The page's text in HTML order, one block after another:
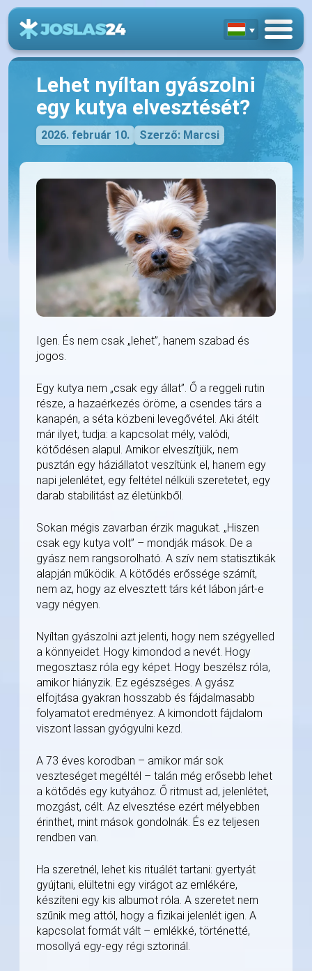
Lehet nyíltan gyászolni
egy kutya elvesztését?
2026. február 10. Szerző: Marcsi
Igen. És nem csak „lehet”, hanem szabad és
jogos.
Egy kutya nem „csak egy állat”. Ő a reggeli rutin
része, a hazaérkezés öröme, a csendes társ a
kanapén, a séta közbeni levegővétel. Aki átélt
már ilyet, tudja: a kapcsolat mély, valódi,
kötődésen alapul. Amikor elveszítjük, nem
pusztán egy háziállatot veszítünk el, hanem egy
napi jelenlétet, egy feltétel nélküli szeretetet, egy
darab stabilitást az életünkből.
Sokan mégis zavarban érzik magukat. „Hiszen
csak egy kutya volt” – mondják mások. De a
gyász nem rangsorolható. A szív nem statisztikák
alapján működik. A kötődés erőssége számít,
nem az, hogy az elvesztett társ két lábon járt-e
vagy négyen.
Nyíltan gyászolni azt jelenti, hogy nem szégyelled
a könnyeidet. Hogy kimondod a nevét. Hogy
megosztasz róla egy képet. Hogy beszélsz róla,
amikor hiányzik. Ez egészséges. A gyász
elfojtása gyakran hosszabb és fájdalmasabb
folyamatot eredményez. A kimondott fájdalom
viszont lassan gyógyulni kezd.
A 73 éves korodban – amikor már sok
veszteséget megéltél – talán még erősebb lehet
a kötődés egy kutyához. Ő ritmust ad, jelenlétet,
mozgást, célt. Az elvesztése ezért mélyebben
érinthet, mint mások gondolnák. És ez teljesen
rendben van.
Ha szeretnél, lehet kis rituálét tartani: gyertyát
gyújtani, elültetni egy virágot az emlékére,
készíteni egy kis albumot róla. A szeretet nem
szűnik meg attól, hogy a fizikai jelenlét igen. A
kapcsolat formát vált – emlékké, történetté,
mosollyá egy-egy régi sztorinál.